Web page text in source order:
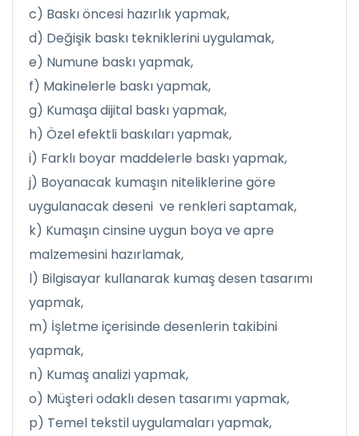
c) Baskı öncesi hazırlık yapmak,
d) Değişik baskı tekniklerini uygulamak,
e) Numune baskı yapmak,
f) Makinelerle baskı yapmak,
g) Kumaşa dijital baskı yapmak,
h) Özel efektli baskıları yapmak,
i) Farklı boyar maddelerle baskı yapmak,
j) Boyanacak kumaşın niteliklerine göre
uygulanacak deseni ve renkleri saptamak,
k) Kumaşın cinsine uygun boya ve apre
malzemesini hazırlamak,
l) Bilgisayar kullanarak kumaş desen tasarımı
yapmak,
m) İşletme içerisinde desenlerin takibini
yapmak,
n) Kumaş analizi yapmak,
o) Müşteri odaklı desen tasarımı yapmak,
p) Temel tekstil uygulamaları yapmak,